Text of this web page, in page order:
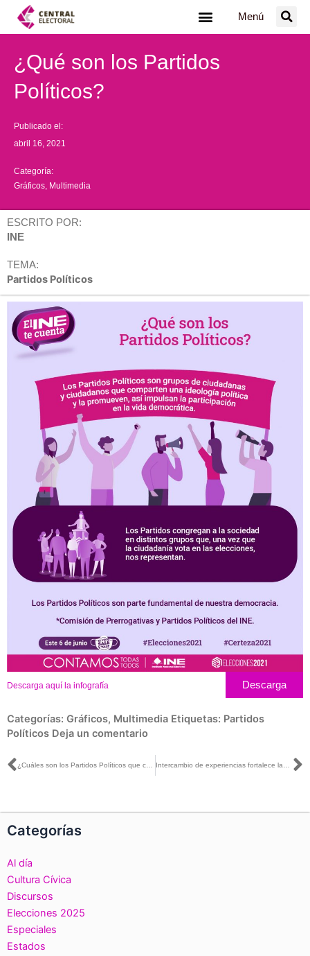
Menú
¿Qué son los Partidos
Políticos?
Publicado el:
abril 16, 2021
Categoría:
Gráficos Multimedia
ESCRITO POR:
INE
TEMA:
Partidos Políticos
Descarga aquí la infografía Descarga
Categorías: Gráficos, Multimedia Etiquetas: Partidos
Políticos Deja un comentario
Ant
Categorías
Al día
Cultura Cívica
Discursos
Elecciones 2025
Especiales
Estados